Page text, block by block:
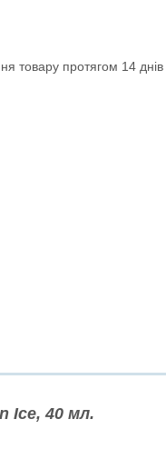
товару протягом 14 днів
Ice, 40 мл.